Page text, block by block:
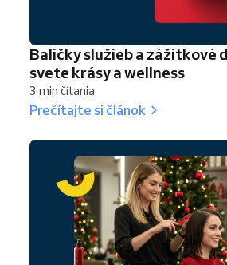
Balíčky služieb a zážitkové
svete krásy a wellness
3 min čítania
Prečítajte si článok